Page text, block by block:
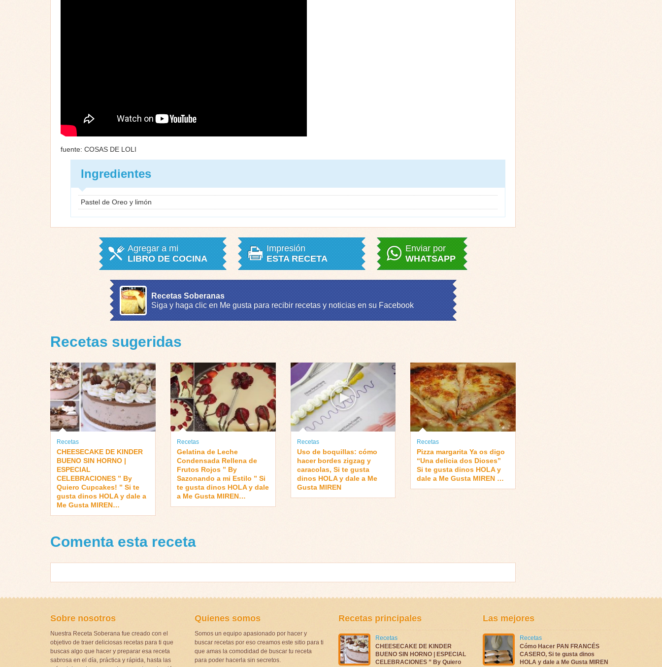
fuente: COSAS DE LOLI
Ingredientes
Pastel de Oreo y limón
Agregar a mi
LIBRO DE COCINA
Impresión
ESTA RECETA
Enviar por
WHATSAPP
Recetas Soberanas
Siga y haga clic en Me gusta para recibir recetas y noticias en su Facebook
Recetas sugeridas
Recetas
CHEESECAKE DE KINDER
BUENO SIN HORNO |
ESPECIAL
CELEBRACIONES ” By
Quiero Cupcakes! ” Si te
gusta dinos HOLA y dale a
Me Gusta MIREN…
Recetas
Gelatina de Leche
Condensada Rellena de
Frutos Rojos ” By
Sazonando a mi Estilo ” Si
te gusta dinos HOLA y dale
a Me Gusta MIREN…
Recetas
Uso de boquillas: cómo
hacer bordes zigzag y
caracolas, Si te gusta
dinos HOLA y dale a Me
Gusta MIREN
Recetas
Pizza margarita Ya os digo
“Una delicia dos Dioses”
Si te gusta dinos HOLA y
dale a Me Gusta MIREN …
Comenta esta receta
Sobre nosotros
Nuestra Receta Soberana fue creado con el
objetivo de traer deliciosas recetas para ti que
buscas algo que hacer y preparar esa receta
sabrosa en el día, práctica y rápida, hasta las
Quienes somos
Somos un equipo apasionado por hacer y
buscar recetas por eso creamos este sitio para ti
que amas la comodidad de buscar tu receta
para poder hacerla sin secretos.
Recetas principales
Recetas
CHEESECAKE DE KINDER
BUENO SIN HORNO | ESPECIAL
CELEBRACIONES ” By Quiero
Las mejores
Recetas
Cómo Hacer PAN FRANCÉS
CASERO, Si te gusta dinos
HOLA y dale a Me Gusta MIREN